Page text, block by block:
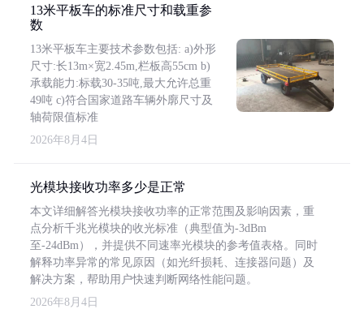
13米平板车的标准尺寸和载重参
数
13米平板车主要技术参数包括: a)外形
尺寸:长13m×宽2.45m,栏板高55cm b)
承载能力:标载30-35吨,最大允许总重
49吨 c)符合国家道路车辆外廓尺寸及
轴荷限值标准
2026年8月4日
光模块接收功率多少是正常
本文详细解答光模块接收功率的正常范围及影响因素，重
点分析千兆光模块的收光标准（典型值为-3dBm
至-24dBm），并提供不同速率光模块的参考值表格。同时
解释功率异常的常见原因（如光纤损耗、连接器问题）及
解决方案，帮助用户快速判断网络性能问题。
2026年8月4日